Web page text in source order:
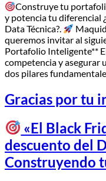
Construye tu
y potencia tu diferencial
Data Técnica?.
queremos invitar al
Portafolio Inteligente**​
competencia y asegurar
dos pilares
Gracias por tu
«El Black
descuento del
Construyendo